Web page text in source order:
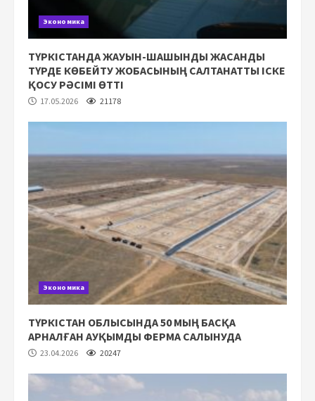
Экономика
ТҮРКІСТАНДА ЖАУЫН-ШАШЫНДЫ ЖАСАНДЫ
ТҮРДЕ КӨБЕЙТУ ЖОБАСЫНЫҢ САЛТАНАТТЫ ІСКЕ
ҚОСУ РӘСІМІ ӨТТІ
17.05.2026 21178
Экономика
ТҮРКІСТАН ОБЛЫСЫНДА 50 МЫҢ БАСҚА
АРНАЛҒАН АУҚЫМДЫ ФЕРМА САЛЫНУДА
23.04.2026 20247